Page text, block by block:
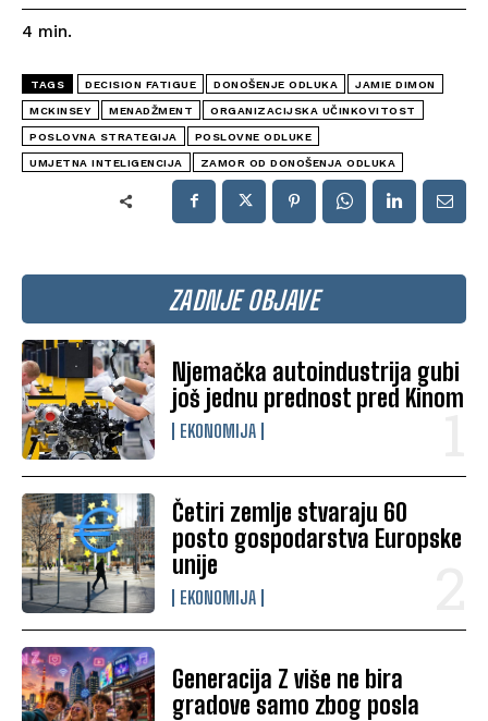
ZADNJE OBJAVE
Njemačka autoindustrija gubi
još jednu prednost pred Kinom
EKONOMIJA
Četiri zemlje stvaraju 60
posto gospodarstva Europske
unije
EKONOMIJA
Generacija Z više ne bira
gradove samo zbog posla
4 min.
TAGS DECISION FATIGUE DONOŠENJE ODLUKA JAMIE DIMON
MCKINSEY MENADŽMENT ORGANIZACIJSKA UČINKOVITOST
POSLOVNA STRATEGIJA POSLOVNE ODLUKE
UMJETNA INTELIGENCIJA ZAMOR OD DONOŠENJA ODLUKA